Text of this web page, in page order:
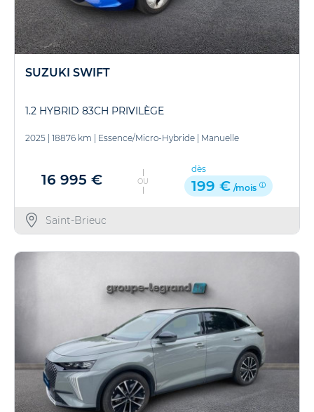
SUZUKI SWIFT
1.2 HYBRID 83CH PRIVILÈGE
2025 18876 km Essence/Micro-Hybride Manuelle
16 995 € OU
dès
199 € /mois
Saint-Brieuc